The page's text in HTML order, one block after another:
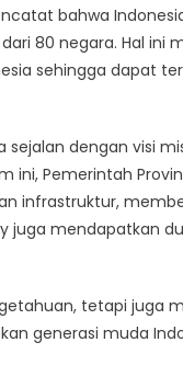
bahwa
80 negara. Hal ini
sehingga dapat
dengan visi
ini, Pemerintah
infrastruktur,
juga mendapatkan
tetapi juga
generasi muda